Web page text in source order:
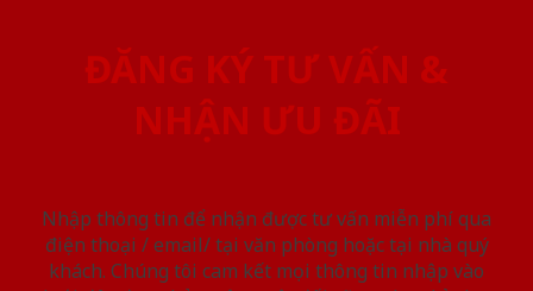
ĐĂNG KÝ TƯ VẤN &
NHẬN ƯU ĐÃI
Nhập thông tin để nhận được tư vấn miễn phí qua
điện thoại / email/ tại văn phòng hoặc tại nhà quý
khách. Chúng tôi cam kết mọi thông tin nhập vào